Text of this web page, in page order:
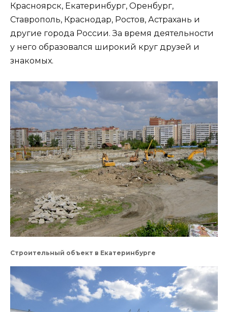
Красноярск, Екатеринбург, Оренбург,
Ставрополь, Краснодар, Ростов, Астрахань и
другие города России. За время деятельности
у него образовался широкий круг друзей и
знакомых.
Строительный объект в Екатеринбурге